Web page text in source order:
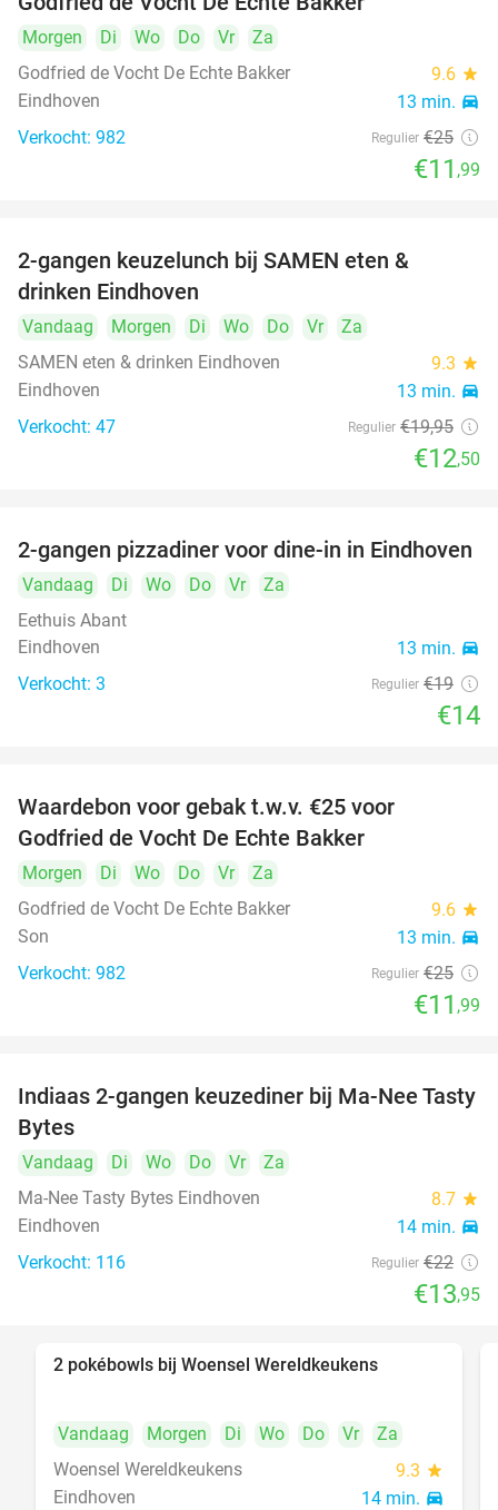
Morgen Di Wo Do Vr
Za
Godfried de Vocht De Echte Bakker
9.6 star
Eindhoven 13 min. directions_car
Verkocht: 982 Regulier €25
€11 ,99
2-gangen keuzelunch bij SAMEN eten &
drinken Eindhoven
Vandaag Morgen Di Wo Do Vr
Za
SAMEN eten & drinken Eindhoven
9.3 star
Eindhoven 13 min. directions_car
Verkocht: 47 Regulier €19,95
€12,50
26%
2-gangen pizzadiner voor dine-in in Eindhoven
Vandaag Di Wo Do Vr
Za
Eethuis Abant
Eindhoven
13 min. directions_car
Verkocht: 3 Regulier €19
€14
Waardebon voor gebak t.w.v. €25 voor
Godfried de Vocht De Echte Bakker
Morgen Di Wo Do Vr
Za
Godfried de Vocht De Echte Bakker
9.6 star
Son 13 min. directions_car
Verkocht: 982 Regulier €25
€11 ,99
37%
Indiaas 2-gangen keuzediner bij Ma-Nee Tasty
Bytes
Vandaag Di Wo Do Vr
Za
Ma-Nee Tasty Bytes Eindhoven
8.7 star
Eindhoven 14 min. directions_car
Verkocht: 116 Regulier €22
€13,95
2 pokébowls bij Woensel Wereldkeukens
Vandaag Morgen Di Wo Do Vr
Za
Woensel Wereldkeukens
9.3 star
Eindhoven 14 min. directions_car